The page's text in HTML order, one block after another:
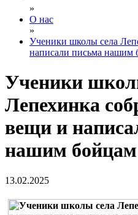
»
О нас
»
Ученики школы села
написали письма нашим
Ученики
Лепехинка
вещи и
нашим бойцам
13.02.2025